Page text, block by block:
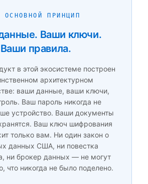
ПРИНЦИП
Ваши ключи.
Ваши правила.
в этой экосистеме построен
архитектурном
ваши данные, ваши ключи,
Ваш пароль никогда не
устройство. Ваши документы
Ваш ключ шифрования
только вам. Ни один закон о
данных США, ни повестка
ни брокер данных — не могут
что никогда не было поделено.